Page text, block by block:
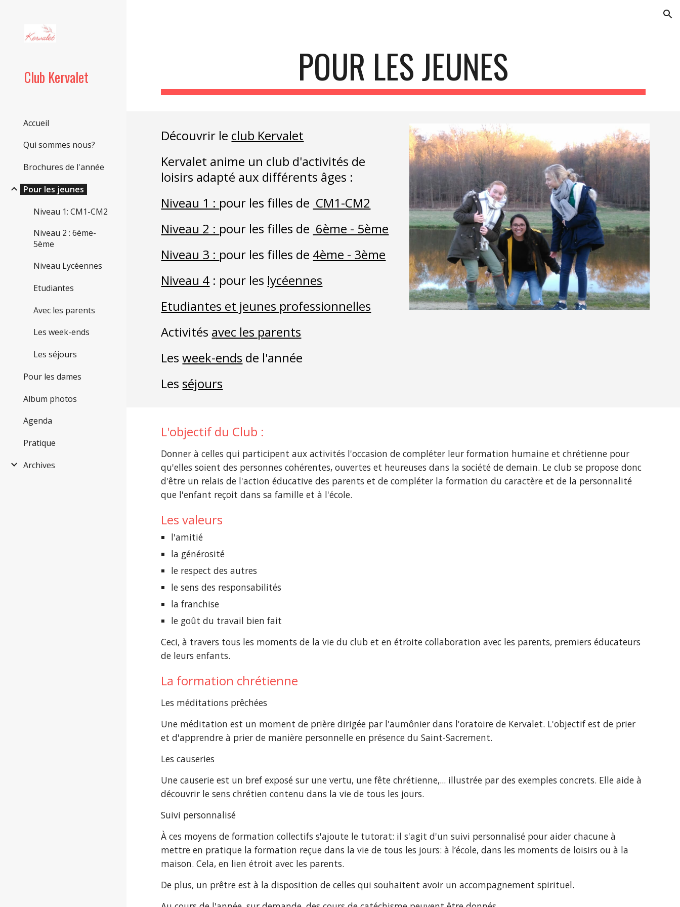
Club Kervalet
Accueil
Qui sommes nous?
Brochures de l'année
Pour les jeunes
Niveau 1: CM1-CM2
Niveau 2 : 6ème-
5ème
Niveau Lycéennes
Etudiantes
Avec les parents
Les week-ends
Les séjours
Pour les dames
Album photos
Agenda
Pratique
Archives
POUR LES JEUNES
Découvrir le club Kervalet
Kervalet anime un club d'activités de
loisirs adapté aux différents âges :
Niveau 1 : pour les filles de CM1-CM2
Niveau 2 : pour les filles de 6ème - 5ème
Niveau 3 : pour les filles de 4ème - 3ème
Niveau 4 : pour les lycéennes
Etudiantes et jeunes professionnelles
Activités avec les parents
Les week-ends de l'année
Les séjours
L'objectif du Club :
Donner à celles qui participent aux activités l'occasion de compléter leur formation humaine et chrétienne pour
qu'elles soient des personnes cohérentes, ouvertes et heureuses dans la société de demain. Le club se propose donc
d'être un relais de l'action éducative des parents et de compléter la formation du caractère et de la personnalité
que l'enfant reçoit dans sa famille et à l'école.
Les valeurs
l'amitié
la générosité
le respect des autres
le sens des responsabilités
la franchise
le goût du travail bien fait
Ceci, à travers tous les moments de la vie du club et en étroite collaboration avec les parents, premiers éducateurs
de leurs enfants.
La formation chrétienne
Les méditations prêchées
Une méditation est un moment de prière dirigée par l'aumônier dans l'oratoire de Kervalet. L'objectif est de prier
et d'apprendre à prier de manière personnelle en présence du Saint-Sacrement.
Les causeries
Une causerie est un bref exposé sur une vertu, une fête chrétienne,... illustrée par des exemples concrets. Elle aide à
découvrir le sens chrétien contenu dans la vie de tous les jours.
Suivi personnalisé
À ces moyens de formation collectifs s'ajoute le tutorat: il s'agit d'un suivi personnalisé pour aider chacune à
mettre en pratique la formation reçue dans la vie de tous les jours: à l’école, dans les moments de loisirs ou à la
maison. Cela, en lien étroit avec les parents.
De plus, un prêtre est à la disposition de celles qui souhaitent avoir un accompagnement spirituel.